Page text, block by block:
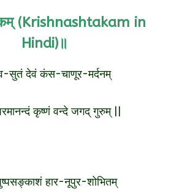
(Krishnashtakam in
Hindi)॥
सुतं देवं कंस-चाणूर-मर्दनम्
कृष्णं वन्दे जगद् गुरुम् ||
हार-नूपुर-शोभितम्